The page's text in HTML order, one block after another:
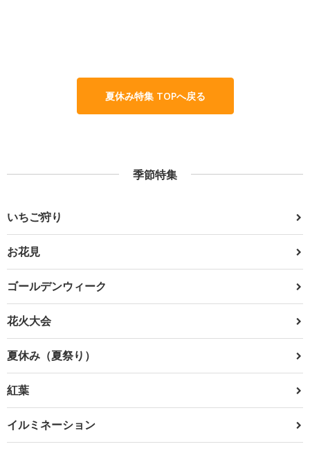
夏休み特集 TOPへ戻る
季節特集
いちご狩り
お花見
ゴールデンウィーク
花火大会
夏休み（夏祭り）
紅葉
イルミネーション